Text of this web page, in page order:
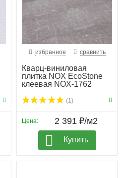
избранное сравнить
Кварц-виниловая
плитка NOX EcoStone
клеевая NOX-1762
Ирасу
(1)
Цена: 2 391 ₽/м2
Купить